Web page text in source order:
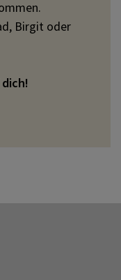
Birgit oder